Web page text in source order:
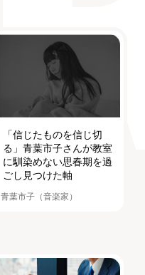
「信じたものを信じ切
る」青葉市子さんが教室
に馴染めない思春期を過
ごし見つけた軸
青葉市子（音楽家）